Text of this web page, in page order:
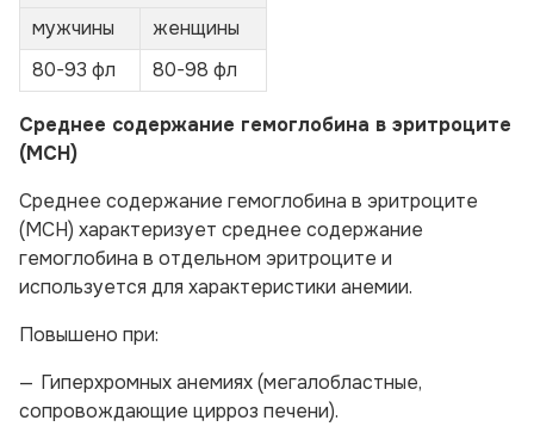
мужчины
женщины
80-93 фл
80-98 фл
Среднее содержание гемоглобина в эритроците
(МСН)
Среднее содержание гемоглобина в эритроците
(МСН) характеризует среднее содержание
гемоглобина в отдельном эритроците и
используется для характеристики анемии.
Повышено при:
Гиперхромных анемиях (мегалобластные,
сопровождающие цирроз печени).